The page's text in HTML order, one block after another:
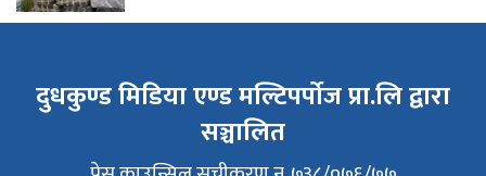
दुधकुण्ड मिडिया एण्ड मल्टिपर्पोज प्रा.लि द्वारा
सञ्चालित